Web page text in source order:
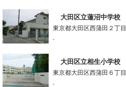
大田区立蓮沼中学校
東京都大田区西蒲田２丁目
-
大田区立相生小学校
東京都大田区西蒲田６丁目
-